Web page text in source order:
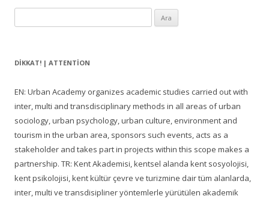
DIKKAT! | ATTENTION
EN: Urban Academy organizes academic studies carried out with
inter, multi and transdisciplinary methods in all areas of urban
sociology, urban psychology, urban culture, environment and
tourism in the urban area, sponsors such events, acts as a
stakeholder and takes part in projects within this scope makes a
partnership. TR: Kent Akademisi, kentsel alanda kent sosyolojisi,
kent psikolojisi, kent kültür çevre ve turizmine dair tüm alanlarda,
inter, multi ve transdisipliner yöntemlerle yürütülen akademik